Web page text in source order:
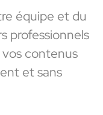
équipe et du
professionnels
vos contenus
et sans